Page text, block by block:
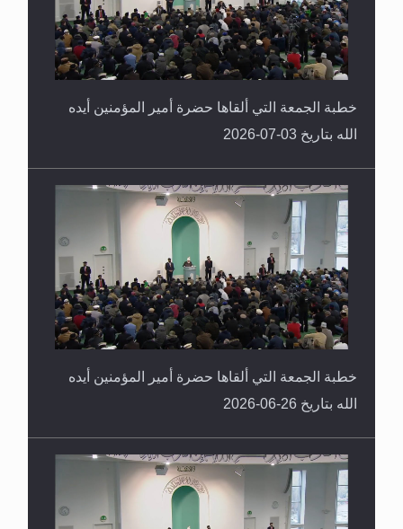
خطبة الجمعة التي ألقاها حضرة أمير المؤمنين أيده
الله بتاريخ 03-07-2026
خطبة الجمعة التي ألقاها حضرة أمير المؤمنين أيده
الله بتاريخ 26-06-2026